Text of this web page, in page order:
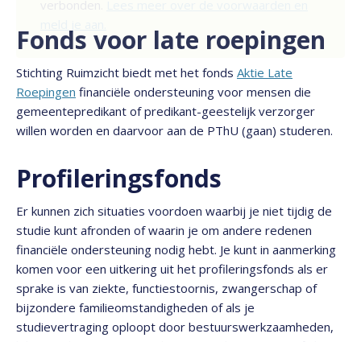
Fonds voor late roepingen
Stichting Ruimzicht biedt met het fonds Aktie Late
Roepingen financiële ondersteuning voor mensen die
gemeentepredikant of predikant-geestelijk verzorger
willen worden en daarvoor aan de PThU (gaan) studeren.
Profileringsfonds
Er kunnen zich situaties voordoen waarbij je niet tijdig de
studie kunt afronden of waarin je om andere redenen
financiële ondersteuning nodig hebt. Je kunt in aanmerking
komen voor een uitkering uit het profileringsfonds als er
sprake is van ziekte, functiestoornis, zwangerschap of
bijzondere familieomstandigheden of als je
studievertraging oploopt door bestuurswerkzaamheden,